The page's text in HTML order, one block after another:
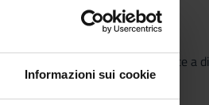
Informazioni sui cookie
che il Sistema Bibliotecario mette a
semplice e innovativo.